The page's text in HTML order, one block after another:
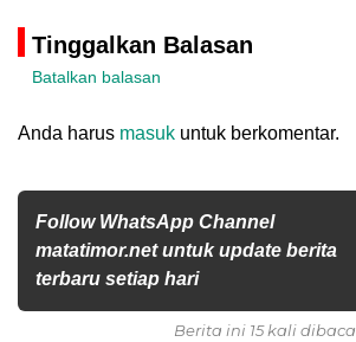
Tinggalkan Balasan
Batalkan balasan
Anda harus masuk untuk berkomentar.
Follow WhatsApp Channel
matatimor.net untuk update berita
terbaru setiap hari
Berita ini 15 kali dibaca